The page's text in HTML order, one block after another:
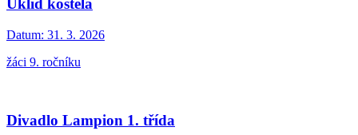
Úklid kostela
Datum: 31. 3. 2026
žáci 9. ročníku
Divadlo Lampion 1. třída